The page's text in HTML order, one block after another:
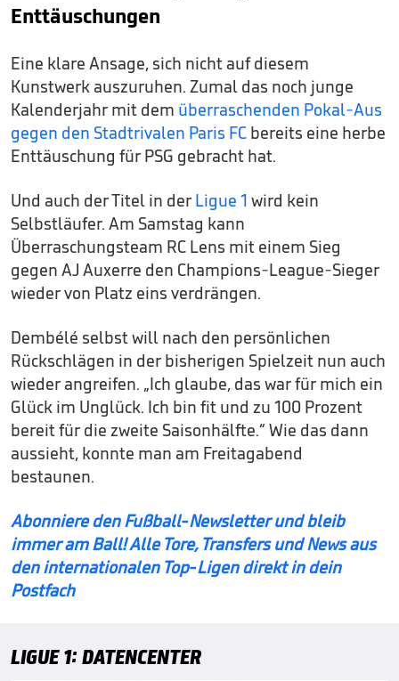
Enttäuschungen
Eine klare Ansage, sich nicht auf diesem
Kunstwerk auszuruhen. Zumal das noch junge
Kalenderjahr mit dem überraschenden Pokal-Aus
gegen den Stadtrivalen Paris FC bereits eine herbe
Enttäuschung für PSG gebracht hat.
Und auch der Titel in der Ligue 1 wird kein
Selbstläufer. Am Samstag kann
Überraschungsteam RC Lens mit einem Sieg
gegen AJ Auxerre den Champions-League-Sieger
wieder von Platz eins verdrängen.
Dembélé selbst will nach den persönlichen
Rückschlägen in der bisherigen Spielzeit nun auch
wieder angreifen. „Ich glaube, das war für mich ein
Glück im Unglück. Ich bin fit und zu 100 Prozent
bereit für die zweite Saisonhälfte.“ Wie das dann
aussieht, konnte man am Freitagabend
bestaunen.
Abonniere den Fußball-Newsletter und bleib
immer am Ball! Alle Tore, Transfers und News aus
den internationalen Top-Ligen direkt in dein
Postfach
LIGUE 1: DATENCENTER